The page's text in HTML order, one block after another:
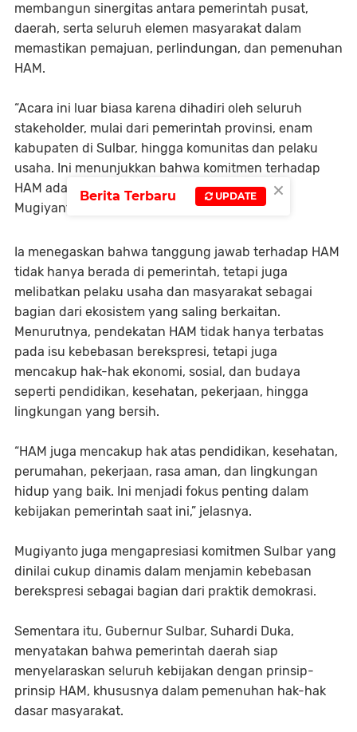
membangun sinergitas antara pemerintah pusat,
daerah, serta seluruh elemen masyarakat dalam
memastikan pemajuan, perlindungan, dan pemenuhan
HAM.
“Acara ini luar biasa karena dihadiri oleh seluruh
stakeholder, mulai dari pemerintah provinsi, enam
kabupaten di Sulbar, hingga komunitas dan pelaku
usaha. Ini menunjukkan bahwa komitmen terhadap
HAM adalah tanggung jawab bersama,” ujar
Mugiyanto.
Ia menegaskan bahwa tanggung jawab terhadap HAM
tidak hanya berada di pemerintah, tetapi juga
melibatkan pelaku usaha dan masyarakat sebagai
bagian dari ekosistem yang saling berkaitan.
Menurutnya, pendekatan HAM tidak hanya terbatas
pada isu kebebasan berekspresi, tetapi juga
mencakup hak-hak ekonomi, sosial, dan budaya
seperti pendidikan, kesehatan, pekerjaan, hingga
lingkungan yang bersih.
“HAM juga mencakup hak atas pendidikan, kesehatan,
perumahan, pekerjaan, rasa aman, dan lingkungan
hidup yang baik. Ini menjadi fokus penting dalam
kebijakan pemerintah saat ini,” jelasnya.
Mugiyanto juga mengapresiasi komitmen Sulbar yang
dinilai cukup dinamis dalam menjamin kebebasan
berekspresi sebagai bagian dari praktik demokrasi.
Sementara itu, Gubernur Sulbar, Suhardi Duka,
menyatakan bahwa pemerintah daerah siap
menyelaraskan seluruh kebijakan dengan prinsip-
prinsip HAM, khususnya dalam pemenuhan hak-hak
dasar masyarakat.
×
Berita Terbaru UPDATE